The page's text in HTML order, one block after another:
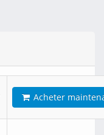
Acheter